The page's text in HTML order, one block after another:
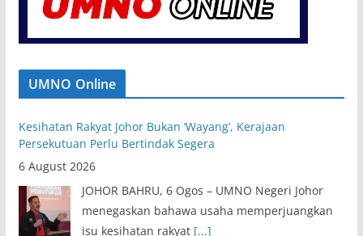
UMNO Online
Kesihatan Rakyat Johor Bukan ‘Wayang’, Kerajaan
Persekutuan Perlu Bertindak Segera
6 August 2026
JOHOR BAHRU, 6 Ogos – UMNO Negeri Johor
menegaskan bahawa usaha memperjuangkan
isu kesihatan rakyat [...]